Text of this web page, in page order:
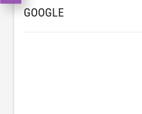
GOOGLE